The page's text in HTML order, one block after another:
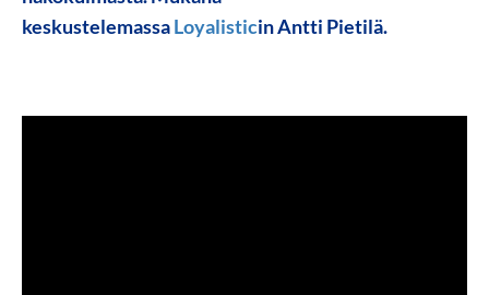
keskustelemassaLoyalisticin Antti Pietilä.